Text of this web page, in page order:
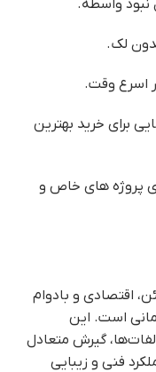
واسطه.
لک.
اسرع وقت.
برای خرید بهترین
پروژه های خاص و
اقتصادی و بادوام
است. این
گیرش متعادل
فنی و زیبایی